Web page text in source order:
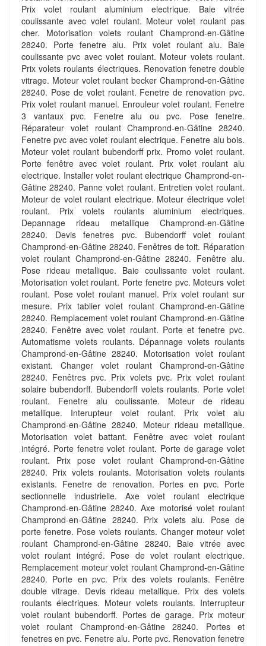
Prix volet roulant aluminium electrique. Baie vitrée
coulissante avec volet roulant. Moteur volet roulant pas
cher. Motorisation volets roulant Champrond-en-Gâtine
28240. Porte fenetre alu. Prix volet roulant alu. Baie
coulissante pvc avec volet roulant. Moteur volets roulant.
Prix volets roulants électriques. Renovation fenetre double
vitrage. Moteur volet roulant becker Champrond-en-Gâtine
28240. Pose de volet roulant. Fenetre de renovation pvc.
Prix volet roulant manuel. Enrouleur volet roulant. Fenetre
3 vantaux pvc. Fenetre alu ou pvc. Pose fenetre.
Réparateur volet roulant Champrond-en-Gâtine 28240.
Fenetre pvc avec volet roulant electrique. Fenetre alu bois.
Moteur volet roulant bubendorff prix. Promo volet roulant.
Porte fenêtre avec volet roulant. Prix volet roulant alu
electrique. Installer volet roulant electrique Champrond-en-
Gâtine 28240. Panne volet roulant. Entretien volet roulant.
Moteur de volet roulant electrique. Moteur électrique volet
roulant. Prix volets roulants aluminium electriques.
Depannage rideau metallique Champrond-en-Gâtine
28240. Devis fenetres pvc. Bubendorff volet roulant
Champrond-en-Gâtine 28240. Fenêtres de toit. Réparation
volet roulant Champrond-en-Gâtine 28240. Fenêtre alu.
Pose rideau metallique. Baie coulissante volet roulant.
Motorisation volet roulant. Porte fenetre pvc. Moteurs volet
roulant. Pose volet roulant manuel. Prix volet roulant sur
mesure. Prix tablier volet roulant Champrond-en-Gâtine
28240. Remplacement volet roulant Champrond-en-Gâtine
28240. Fenêtre avec volet roulant. Porte et fenetre pvc.
Automatisme volets roulants. Dépannage volets roulants
Champrond-en-Gâtine 28240. Motorisation volet roulant
existant. Changer volet roulant Champrond-en-Gâtine
28240. Fenêtres pvc. Prix volets pvc. Prix volet roulant
solaire bubendorff. Bubendorff volets roulants. Porte volet
roulant. Fenetre alu coulissante. Moteur de rideau
metallique. Interupteur volet roulant. Prix volet alu
Champrond-en-Gâtine 28240. Moteur rideau metallique.
Motorisation volet battant. Fenêtre avec volet roulant
intégré. Porte fenetre volet roulant. Porte de garage volet
roulant. Prix pose volet roulant Champrond-en-Gâtine
28240. Prix volets roulants. Motorisation volets roulants
existants. Fenetre de renovation. Portes en pvc. Porte
sectionnelle industrielle. Axe volet roulant electrique
Champrond-en-Gâtine 28240. Axe motorisé volet roulant
Champrond-en-Gâtine 28240. Prix volets alu. Pose de
porte fenetre. Pose volets roulants. Changer moteur volet
roulant Champrond-en-Gâtine 28240. Baie vitrée avec
volet roulant intégré. Pose de volet roulant electrique.
Remplacement moteur volet roulant Champrond-en-Gâtine
28240. Porte en pvc. Prix des volets roulants. Fenêtre
double vitrage. Devis rideau metallique. Prix des volets
roulants électriques. Moteur volets roulants. Interrupteur
volet roulant bubendorff. Portes de garage. Prix moteur
volet roulant Champrond-en-Gâtine 28240. Portes et
fenetres en pvc. Fenetre alu. Porte pvc. Renovation fenetre